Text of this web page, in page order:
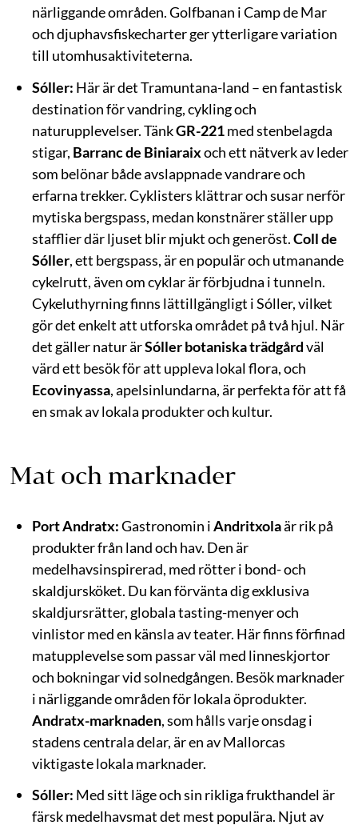
närliggande områden. Golfbanan i Camp de Mar
och djuphavsfiskecharter ger ytterligare variation
till utomhusaktiviteterna.
Sóller: Här är det Tramuntana-land – en fantastisk
destination för vandring, cykling och
naturupplevelser. TänkGR-221med stenbelagda
stigar, Barranc de Biniaraixoch ett nätverk av leder
som belönar både avslappnade vandrare och
erfarna trekker. Cyklisters klättrar och susar nerför
mytiska bergspass, medan konstnärer ställer upp
stafflier där ljuset blir mjukt och generöst.Coll de
Sóller, ett bergspass, är en populär och utmanande
cykelrutt, även om cyklar är förbjudna i tunneln.
Cykeluthyrning finns lättillgängligt i Sóller, vilket
gör det enkelt att utforska området på två hjul. När
det gäller natur ärSóller botaniska trädgårdväl
värd ett besök för att uppleva lokal flora, och
Ecovinyassa, apelsinlundarna, är perfekta för att få
en smak av lokala produkter och kultur.
Mat och marknader
Port Andratx:Gastronomin iAndritxolaär rik på
produkter från land och hav. Den är
medelhavsinspirerad, med rötter i bond- och
skaldjursköket. Du kan förvänta dig exklusiva
skaldjursrätter, globala tasting-menyer och
vinlistor med en känsla av teater. Här finns förfinad
matupplevelse som passar väl med linneskjortor
och bokningar vid solnedgången. Besök marknader
i närliggande områden för lokala öprodukter.
Andratx-marknaden, som hålls varje onsdag i
stadens centrala delar, är en av Mallorcas
viktigaste lokala marknader.
Sóller: Med sitt läge och sin rikliga frukthandel är
färsk medelhavsmat det mest populära. Njut av